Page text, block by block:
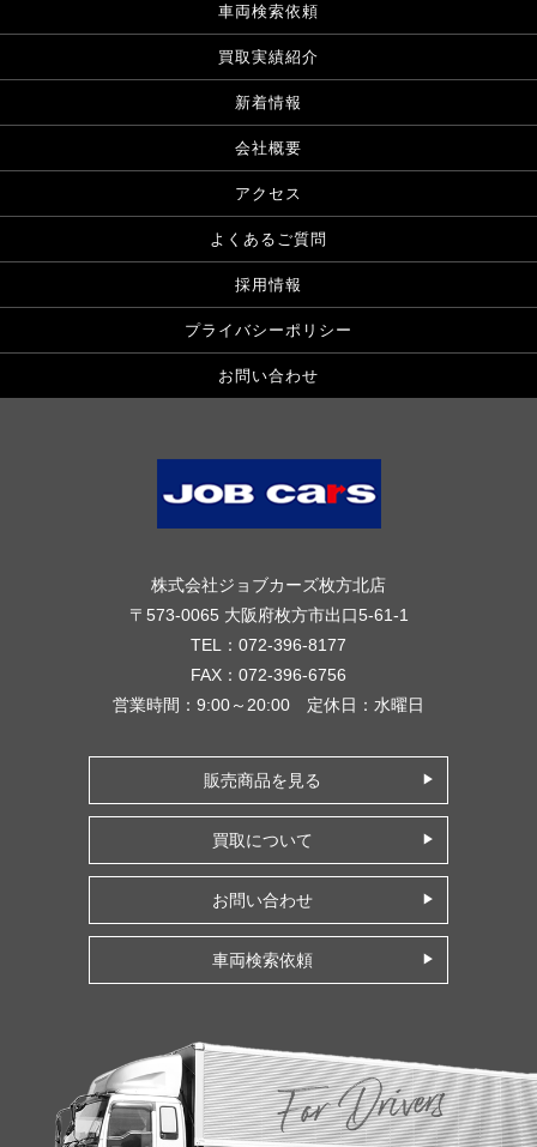
車両検索依頼
買取実績紹介
新着情報
会社概要
アクセス
よくあるご質問
採用情報
プライバシーポリシー
お問い合わせ
株式会社ジョブカーズ枚方北店
〒573-0065 大阪府枚方市出口5-61-1
TEL：072-396-8177
FAX：072-396-6756
営業時間：9:00～20:00 定休日：水曜日
販売商品を見る
買取について
お問い合わせ
車両検索依頼